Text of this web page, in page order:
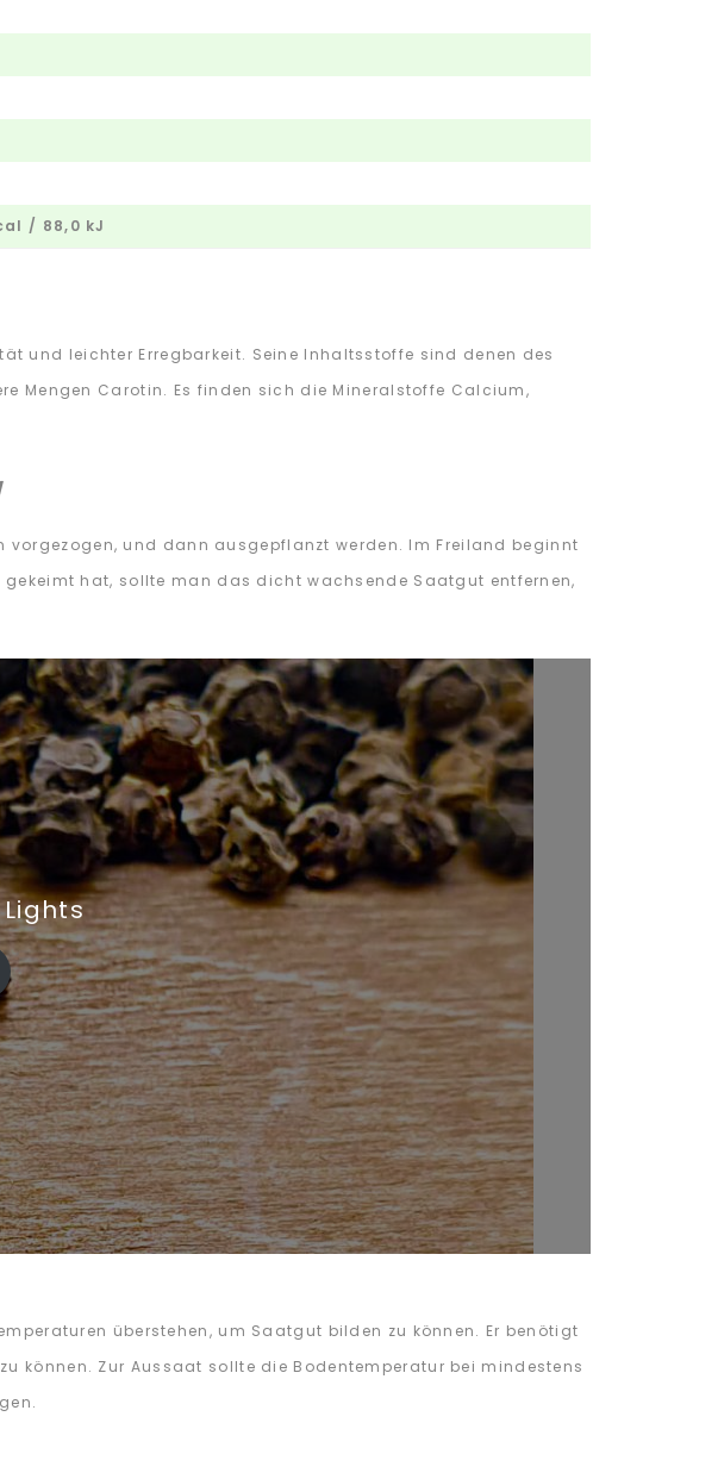
/ 88,0 kJ
und leichter Erregbarkeit. Seine Inhaltsstoffe sind denen des
Mengen Carotin. Es finden sich die Mineralstoffe Calcium,
und dann ausgepflanzt werden. Im Freiland beginnt
hat, sollte man das dicht wachsende Saatgut entfernen,
überstehen, um Saatgut bilden zu können. Er benötigt
können. Zur Aussaat sollte die Bodentemperatur bei mindestens